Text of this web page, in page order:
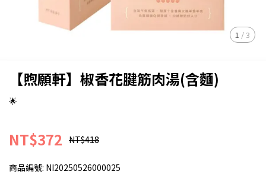
1 /3
【煦願軒】椒香花腱筋肉湯(含麵)
🌟
NT$372 NT$418
商品編號: NI20250526000025